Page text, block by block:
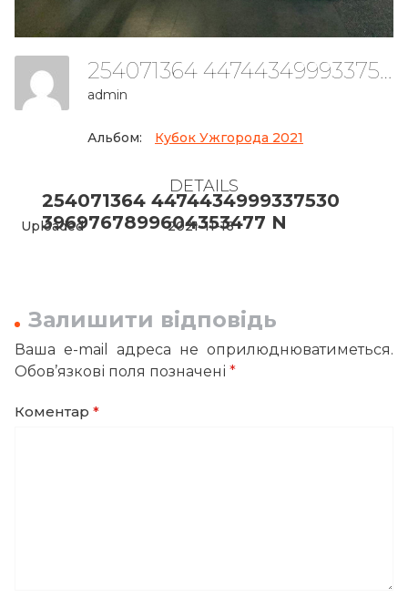
254071364 4474434999337530
3969767899604353477 N
254071364 4474434999337530 3969767899604353477 N
admin
Альбом: Кубок Ужгорода 2021
DETAILS
Uploaded 2021-11-16
Залишити відповідь
Ваша e-mail адреса не оприлюднюватиметься.
Обов’язкові поля позначені *
Коментар *